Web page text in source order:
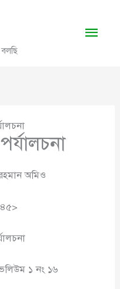
বলছি
Main
অমিও
ভলিউম ১ নং ১৬